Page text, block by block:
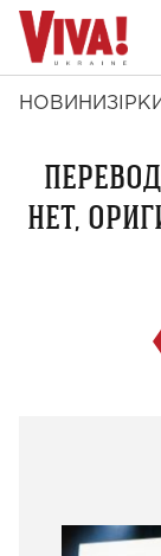
НОВИНИ
НЕТ,